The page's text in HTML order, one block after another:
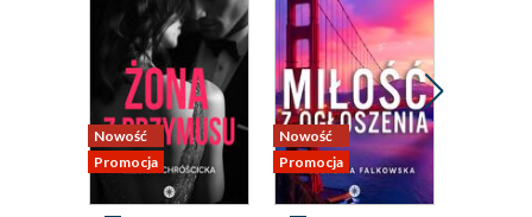
Ian
Ellie
Ian
Ellie
Nowość
Promocja
Nowość
Promocja